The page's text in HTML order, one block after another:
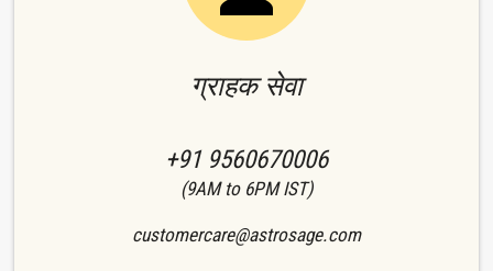
ग्राहक सेवा
+91 9560670006
(9AM to 6PM IST)
customercare@astrosage.com